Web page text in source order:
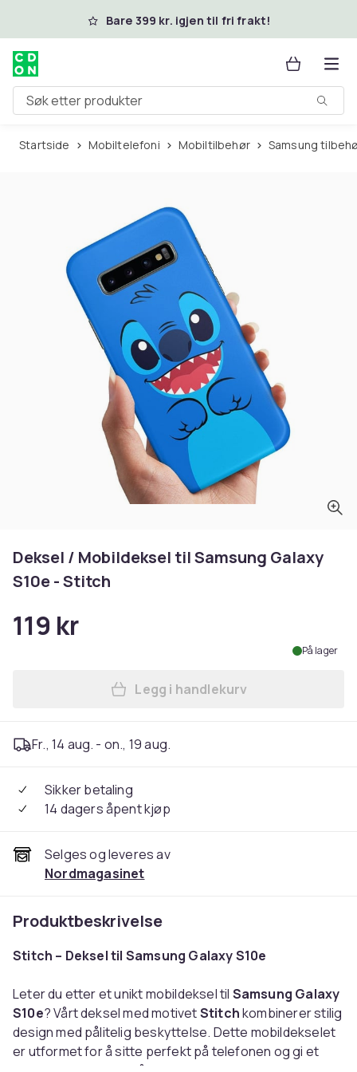
Hopp til hovedinnholdBare 399 kr. igjen til fri frakt!
Søk etter produkter
Startside Mobiltelefoni Mobiltilbehør Samsung
Deksel / Mobildeksel til Samsung Galaxy
S10e - Stitch
119 kr
På lager
Legg Deksel / Mobildeksel
Legg i handlekurv
Fr., 14 aug. - on., 19 aug.
Sikker betaling
14 dagers åpent kjøp
Selges og leveres av
Nordmagasinet
Produktbeskrivelse
Stitch – Deksel til Samsung Galaxy S10e
Leter du etter et unikt mobildeksel til Samsung Galaxy
S10e? Vårt deksel med motivetStitchkombinerer stilig
design med pålitelig beskyttelse. Dette mobildekselet
er utformet for å sitte perfekt på telefonen og gi et